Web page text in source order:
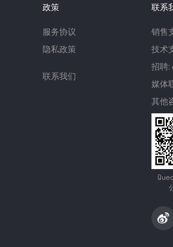
政策
服务协议
隐私政策
联系我们
联系
销售
技术
招聘
媒体
其他